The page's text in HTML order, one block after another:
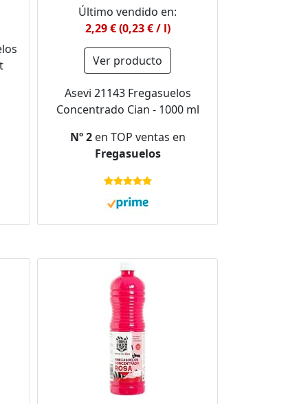
Último vendido en:
2,29 € (0,23 € / l)
Ver producto
Asevi 21143 Fregasuelos
Concentrado Cian - 1000 ml
Nº 2en TOP ventas en
Fregasuelos